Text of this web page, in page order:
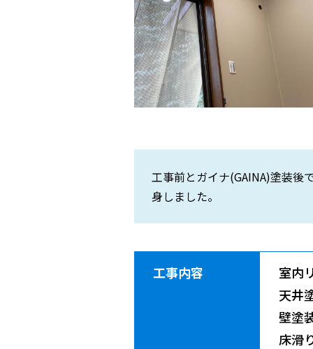
工事前とガイナ(GAINA)塗装後
身しました。
工事内容
室内
天井
壁塗
床滑